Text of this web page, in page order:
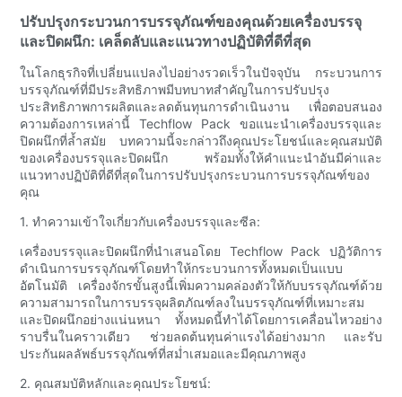
ปรับปรุงกระบวนการบรรจุภัณฑ์ของคุณด้วยเครื่องบรรจุ
และปิดผนึก: เคล็ดลับและแนวทางปฏิบัติที่ดีที่สุด
ในโลกธุรกิจที่เปลี่ยนแปลงไปอย่างรวดเร็วในปัจจุบัน กระบวนการ
บรรจุภัณฑ์ที่มีประสิทธิภาพมีบทบาทสำคัญในการปรับปรุง
ประสิทธิภาพการผลิตและลดต้นทุนการดำเนินงาน เพื่อตอบสนอง
ความต้องการเหล่านี้ Techflow Pack ขอแนะนำเครื่องบรรจุและ
ปิดผนึกที่ล้ำสมัย บทความนี้จะกล่าวถึงคุณประโยชน์และคุณสมบัติ
ของเครื่องบรรจุและปิดผนึก พร้อมทั้งให้คำแนะนำอันมีค่าและ
แนวทางปฏิบัติที่ดีที่สุดในการปรับปรุงกระบวนการบรรจุภัณฑ์ของ
คุณ
1. ทำความเข้าใจเกี่ยวกับเครื่องบรรจุและซีล:
เครื่องบรรจุและปิดผนึกที่นำเสนอโดย Techflow Pack ปฏิวัติการ
ดำเนินการบรรจุภัณฑ์โดยทำให้กระบวนการทั้งหมดเป็นแบบ
อัตโนมัติ เครื่องจักรขั้นสูงนี้เพิ่มความคล่องตัวให้กับบรรจุภัณฑ์ด้วย
ความสามารถในการบรรจุผลิตภัณฑ์ลงในบรรจุภัณฑ์ที่เหมาะสม
และปิดผนึกอย่างแน่นหนา ทั้งหมดนี้ทำได้โดยการเคลื่อนไหวอย่าง
ราบรื่นในคราวเดียว ช่วยลดต้นทุนค่าแรงได้อย่างมาก และรับ
ประกันผลลัพธ์บรรจุภัณฑ์ที่สม่ำเสมอและมีคุณภาพสูง
2. คุณสมบัติหลักและคุณประโยชน์: